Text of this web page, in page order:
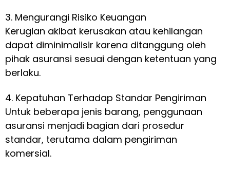
3. Mengurangi Risiko Keuangan
Kerugian akibat kerusakan atau kehilangan
dapat diminimalisir karena ditanggung oleh
pihak asuransi sesuai dengan ketentuan yang
berlaku.
4. Kepatuhan Terhadap Standar Pengiriman
Untuk beberapa jenis barang, penggunaan
asuransi menjadi bagian dari prosedur
standar, terutama dalam pengiriman
komersial.